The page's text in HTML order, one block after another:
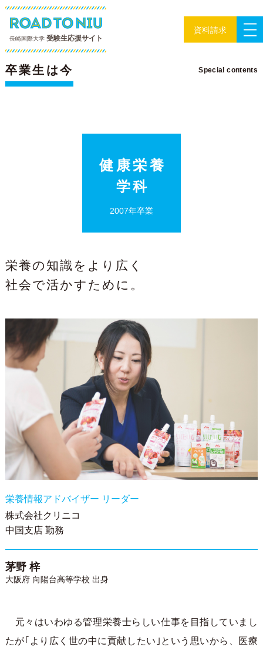
長崎国際大学 受験生応援サイト
資料請求
卒業生は今
特集
Special contents
栄養の知識をより広く
社会で活かすために。
栄養情報アドバイザー リーダー
株式会社クリニコ
中国支店 勤務
茅野 梓
大阪府 向陽台高等学校 出身
健康栄養
学科
2007年卒業
元々はいわゆる管理栄養士らしい仕事を目指していまし
たが｢より広く世の中に貢献したい｣という思いから、医療